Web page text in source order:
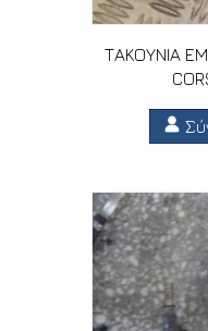
ΤΑΚΟΥΝΙΑ